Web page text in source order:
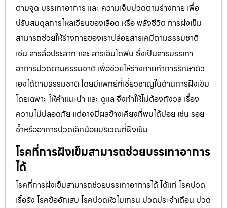
ตามจุด บรรเทาอาการ และ ความเจ็บปวดตามร่างกาย เพื่อ
ปรับสมดุลการไหลเวียนของเลือด หรือ พลังชีวิต การฝังเข็ม
สามารถช่วยให้ร่างกายของเราปล่อยสารเคมีตามธรรมชาติ
เช่น สารสื่อประสาท และ สารเอ็นโดฟิน ซึ่งเป็นสารบรรเทา
อาการปวดตามธรรมชาติ เพื่อช่วยให้ร่างกายทำการรักษาตัว
เองได้ตามธรรมชาติ โดยมีแพทย์ที่เชี่ยวชาญในด้านการฝังเข็ม
โดยเฉพาะ ให้คำแนะนำ และ ดูแล จึงทำให้ไม่ต้องกังวล เรื่อง
ความไม่ปลอดภัย แต่อาจมีผลข้างเคียงที่พบได้บ่อย เช่น รอย
ช้ำหรืออาการปวดเล็กน้อยบริเวณที่ฝังเข็ม
โรคที่การฝังเข็มสามารถช่วยบรรเทาอาการ
ได้
โรคที่การฝังเข็มสามารถช่วยบรรเทาอาการได้ ได้แก่ โรคปวด
เรื้อรัง โรคข้ออักเสบ โรคปวดหัวไมเกรน ปวดประจําเดือน ปวด